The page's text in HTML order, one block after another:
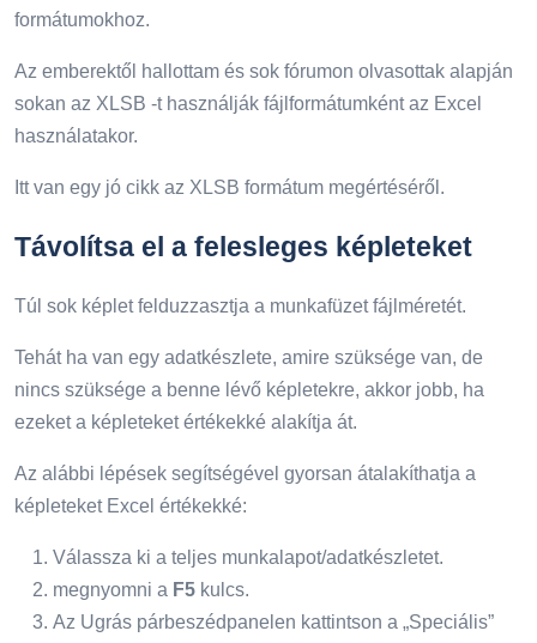
formátumokhoz.
Az emberektől hallottam és sok fórumon olvasottak alapján
sokan az XLSB -t használják fájlformátumként az Excel
használatakor.
Itt van egy jó cikk az XLSB formátum megértéséről.
Távolítsa el a felesleges képleteket
Túl sok képlet felduzzasztja a munkafüzet fájlméretét.
Tehát ha van egy adatkészlete, amire szüksége van, de
nincs szüksége a benne lévő képletekre, akkor jobb, ha
ezeket a képleteket értékekké alakítja át.
Az alábbi lépések segítségével gyorsan átalakíthatja a
képleteket Excel értékekké:
Válassza ki a teljes munkalapot/adatkészletet.
megnyomni a F5 kulcs.
Az Ugrás párbeszédpanelen kattintson a „Speciális”